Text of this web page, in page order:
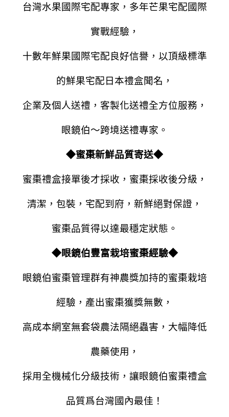
台灣水果國際宅配專家，多年芒果宅配國際
實戰經驗，
十數年鮮果國際宅配良好信譽，以頂級標準
的鮮果宅配日本禮盒聞名，
企業及個人送禮，客製化送禮全方位服務，
眼鏡伯～跨境送禮專家。
◆蜜棗新鮮品質寄送◆
蜜棗禮盒接單後才採收，蜜棗採收後分級，
清潔，包裝，宅配到府，新鮮絕對保證，
蜜棗品質得以達最穩定狀態。
◆眼鏡伯豐富栽培蜜棗經驗◆
眼鏡伯蜜棗管理群有神農獎加持的蜜棗栽培
經驗，產出蜜棗獲獎無數，
高成本網室無套袋農法隔絕蟲害，大幅降低
農藥使用，
採用全機械化分級技術，讓眼鏡伯蜜棗禮盒
品質爲台灣國內最佳！